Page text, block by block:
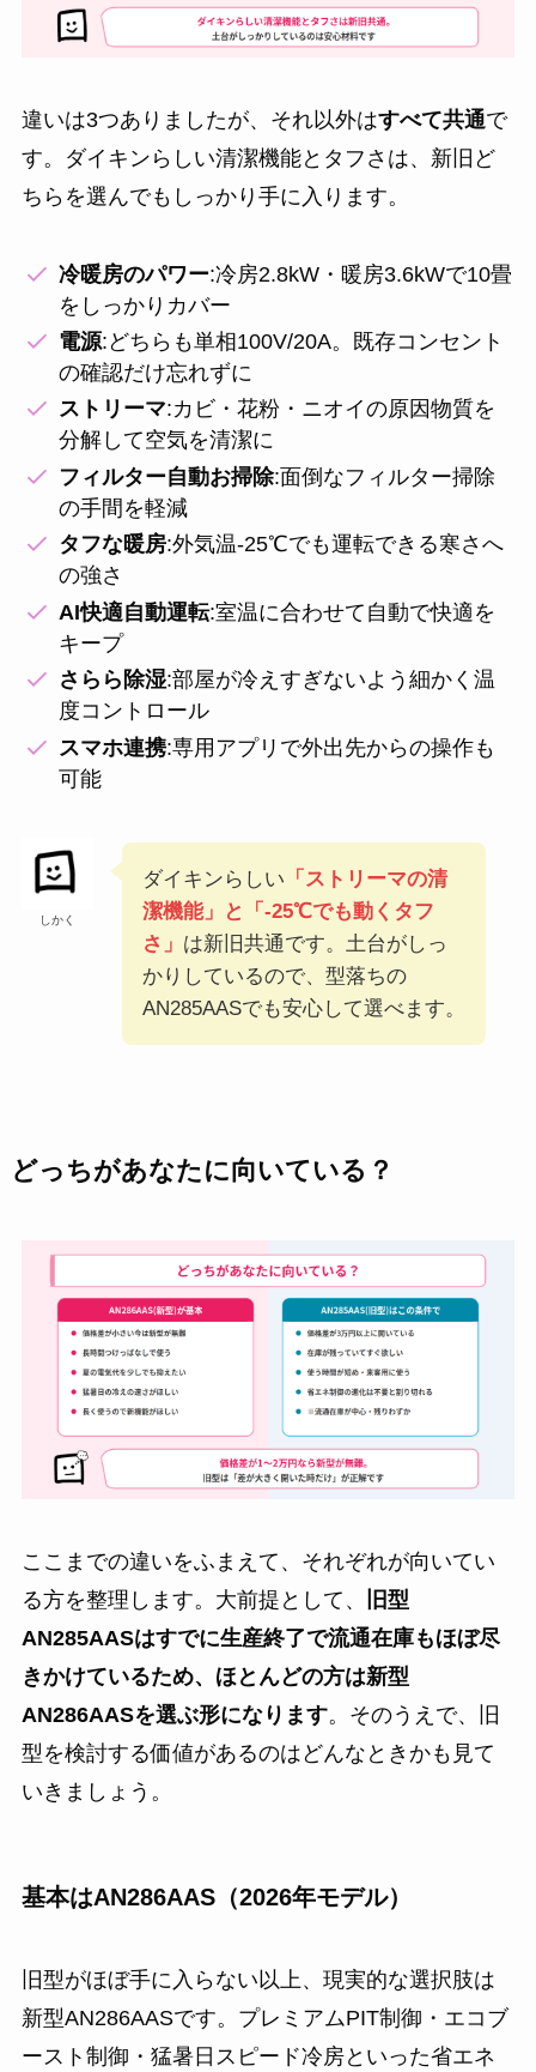
違いは3つありましたが、それ以外はすべて共通で
す。ダイキンらしい清潔機能とタフさは、新旧ど
ちらを選んでもしっかり手に入ります。
冷暖房のパワー:冷房2.8kW・暖房3.6kWで10畳
をしっかりカバー
電源:どちらも単相100V/20A。既存コンセント
の確認だけ忘れずに
ストリーマ:カビ・花粉・ニオイの原因物質を
分解して空気を清潔に
フィルター自動お掃除:面倒なフィルター掃除
の手間を軽減
タフな暖房:外気温-25℃でも運転できる寒さへ
の強さ
AI快適自動運転:室温に合わせて自動で快適を
キープ
さらら除湿:部屋が冷えすぎないよう細かく温
度コントロール
スマホ連携:専用アプリで外出先からの操作も
可能
しかく
ダイキンらしい 「ストリーマの清
潔機能」と「-25℃でも動くタフ
さ」 は新旧共通です。土台がしっ
かりしているので、型落ちの
AN285AASでも安心して選べます。
どっちがあなたに向いている？
ここまでの違いをふまえて、それぞれが向いてい
る方を整理します。大前提として、
旧型
AN285AASはすでに生産終了で流通在庫もほぼ尽
きかけているため、ほとんどの方は新型
AN286AASを選ぶ形になります。そのうえで、旧
型を検討する価値があるのはどんなときかも見て
いきましょう。
基本はAN286AAS（2026年モデル）
旧型がほぼ手に入らない以上、現実的な選択肢は
新型AN286AASです。プレミアムPIT制御・エコブ
ースト制御・猛暑日スピード冷房といった省エネ